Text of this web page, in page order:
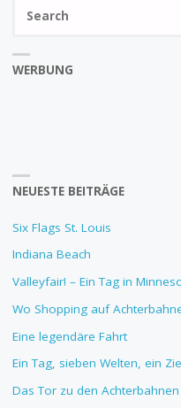
WERBUNG
NEUESTE BEITRÄGE
Six Flags St. Louis
Indiana Beach
Valleyfair! – Ein Tag in
Wo Shopping auf
Eine legendäre Fahrt
Ein Tag, sieben Welten, ein
Das Tor zu den